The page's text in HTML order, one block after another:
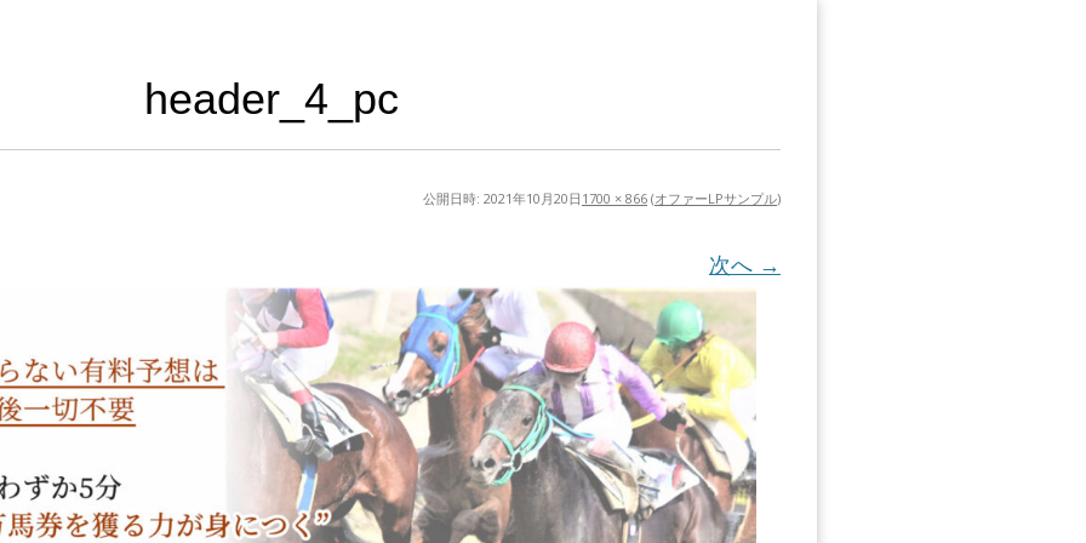
header_4_pc
公開日時: 2021年10月20日 1700 × 866 (オファーLPサンプル)
次へ →